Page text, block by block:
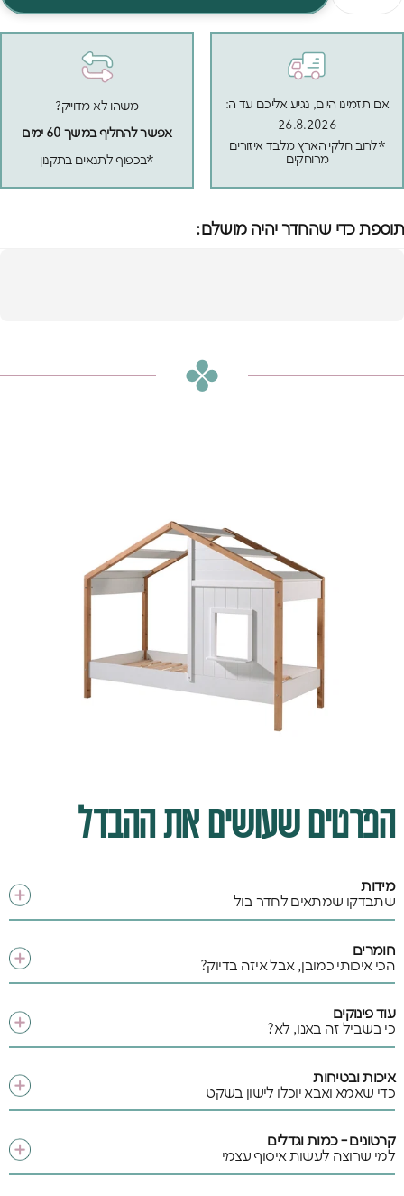
אם תזמינו היום, נגיע אליכם עד ה:
26.8.2026
*לרוב חלקי הארץ מלבד איזורים
מרוחקים
משהו לא מדוייק?
אפשר להחליף במשך 60 ימים
*בכפוף לתנאים בתקנון
תוספת כדי שהחדר יהיה מושלם:
הפרטים שעושים את ההבדל
מידות
שתבדקו שמתאים לחדר בול
חומרים
הכי איכותי כמובן, אבל איזה בדיוק?
עוד פינוקים
כי בשביל זה באנו, לא?
איכות ובטיחות
כדי שאמא ואבא יוכלו לישון בשקט
קרטונים - כמות וגדלים
למי שרוצה לעשות איסוף עצמי